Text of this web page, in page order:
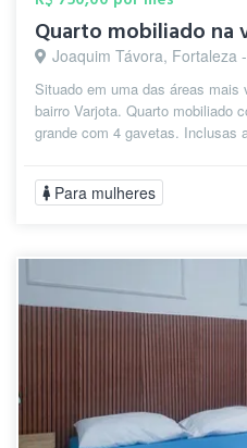
Quarto mobiliado na
Joaquim Távora, Fortaleza
Situado em uma das áreas mais
bairro Varjota. Quarto mobiliado
grande com 4 gavetas. Inclusas
Para mulheres